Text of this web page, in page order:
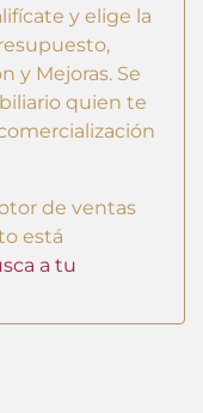
y elige la
y Mejoras. Se
quien te
de ventas
está
a tu